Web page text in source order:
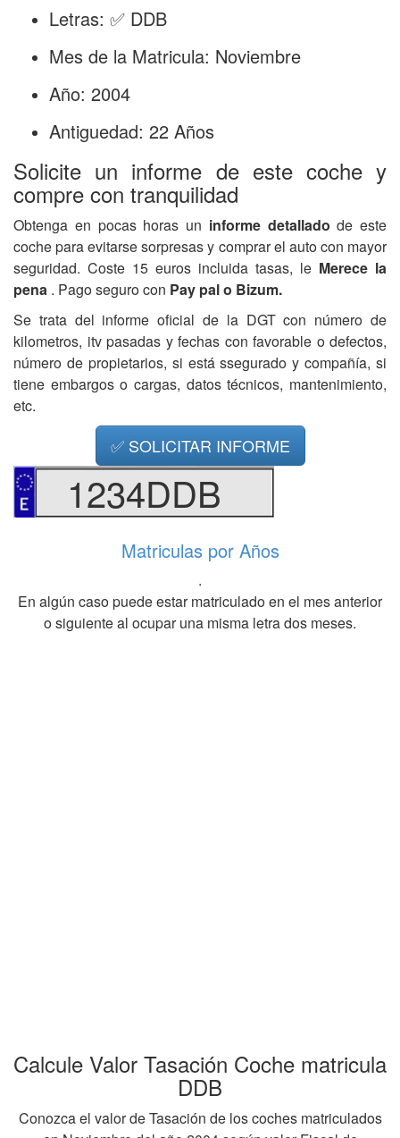
Letras: ✅ DDB
Mes de la Matricula: Noviembre
Año: 2004
Antiguedad: 22 Años
Solicite un informe de este coche y
compre con tranquilidad
Obtenga en pocas horas un informe detalladode este
coche para evitarse sorpresas y comprar el auto con mayor
seguridad. Coste 15 euros incluida tasas, le Merece la
pena . Pago seguro con Pay pal o Bizum.
Se trata del informe oficial de la DGT con número de
kilometros, itv pasadas y fechas con favorable o defectos,
número de propietarios, si está ssegurado y compañía, si
tiene embargos o cargas, datos técnicos, mantenimiento,
etc.
✅ SOLICITAR INFORME
1234DDB
Matriculas por Años
.
En algún caso puede estar matriculado en el mes anterior
o siguiente al ocupar una misma letra dos meses.
Calcule Valor Tasación Coche matricula
DDB
Conozca el valor de Tasación de los coches matriculados